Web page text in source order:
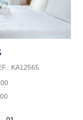
KA12565